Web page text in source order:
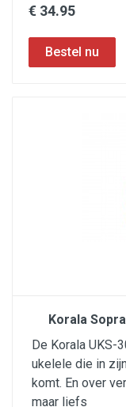
€ 34.95
Korala
De Korala UKS-
ukelele die in
komt. En over
maar liefs